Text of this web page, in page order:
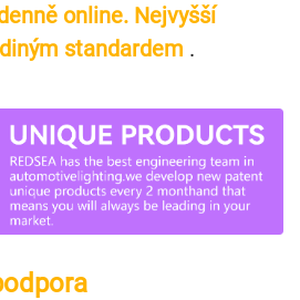
online. Nejvyšší
standardem .